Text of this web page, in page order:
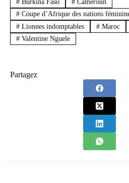
#Burkina Faso #Cameroun
#Coupe d’Afrique des nations
#Lionnes indomptables #Maroc
#Valentine Nguele
Partagez